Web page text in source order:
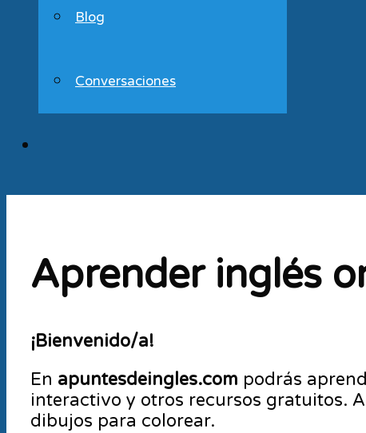
Blog
Conversaciones
Aprender inglés
¡Bienvenido/a!
En apuntesdeingles.com podrás
interactivo y otros recursos gratuitos.
dibujos para colorear.